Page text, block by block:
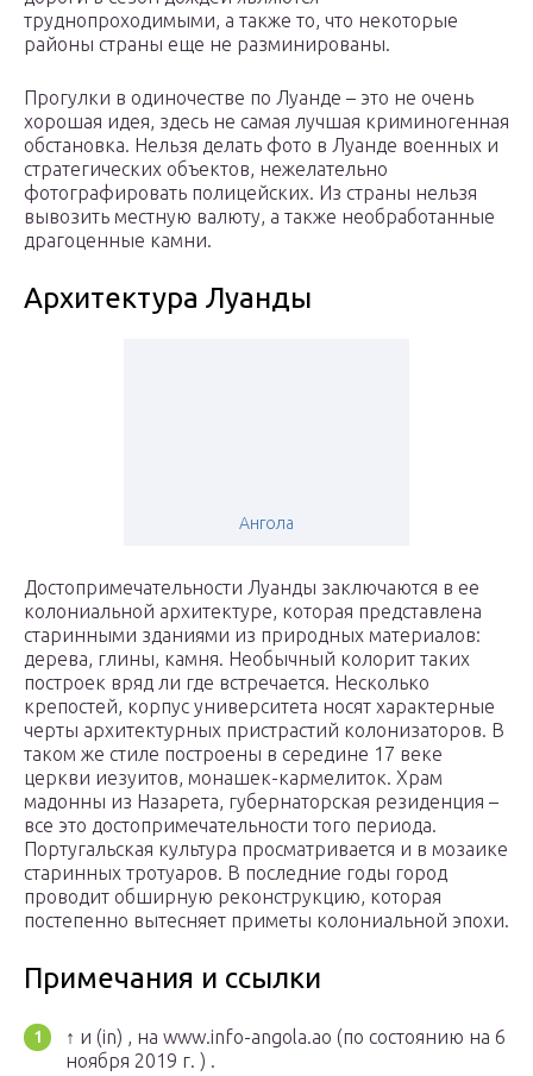
труднопроходимыми, а также то, что некоторые
районы страны еще не разминированы.
Прогулки в одиночестве по Луанде – это не очень
хорошая идея, здесь не самая лучшая криминогенная
обстановка. Нельзя делать фото в Луанде военных и
стратегических объектов, нежелательно
фотографировать полицейских. Из страны нельзя
вывозить местную валюту, а также необработанные
драгоценные камни.
Архитектура Луанды
Ангола
Достопримечательности Луанды заключаются в ее
колониальной архитектуре, которая представлена
старинными зданиями из природных материалов:
дерева, глины, камня. Необычный колорит таких
построек вряд ли где встречается. Несколько
крепостей, корпус университета носят характерные
черты архитектурных пристрастий колонизаторов. В
таком же стиле построены в середине 17 веке
церкви иезуитов, монашек-кармелиток. Храм
мадонны из Назарета, губернаторская резиденция –
все это достопримечательности того периода.
Португальская культура просматривается и в мозаике
старинных тротуаров. В последние годы город
проводит обширную реконструкцию, которая
постепенно вытесняет приметы колониальной эпохи.
Примечания и ссылки
↑ и (in) , на www.info-angola.ao (по состоянию на 6
ноября 2019 г. ) .